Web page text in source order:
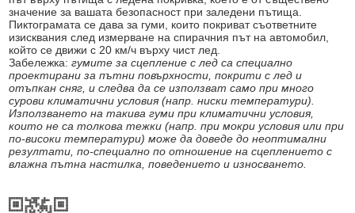
значение за вашата безопасност при заледени пътища.
Пиктограмата се дава за гуми, които покриват съответните
изисквания след измерване на спирачния път на автомобил,
който се движи с 20 км/ч върху чист лед.
Забележка:гумите за сцепление с лед са специално
проектирани за пътни повърхности, покрити с лед и
отъпкан сняг, и следва да се използват само при много
сурови климатични условия (напр. ниски температури).
Използването на такива гуми при климатични условия,
които не са толкова тежки (напр. при мокри условия или при
по-високи температури) може да доведе до неоптимални
резултати, по-специално по отношение на сцеплението с
влажна пътна настилка, поведението и износването.